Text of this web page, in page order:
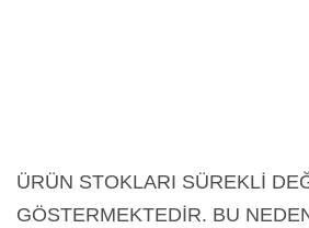
ÜRÜN STOKLARI SÜREKLİ
GÖSTERMEKTEDİR. BU